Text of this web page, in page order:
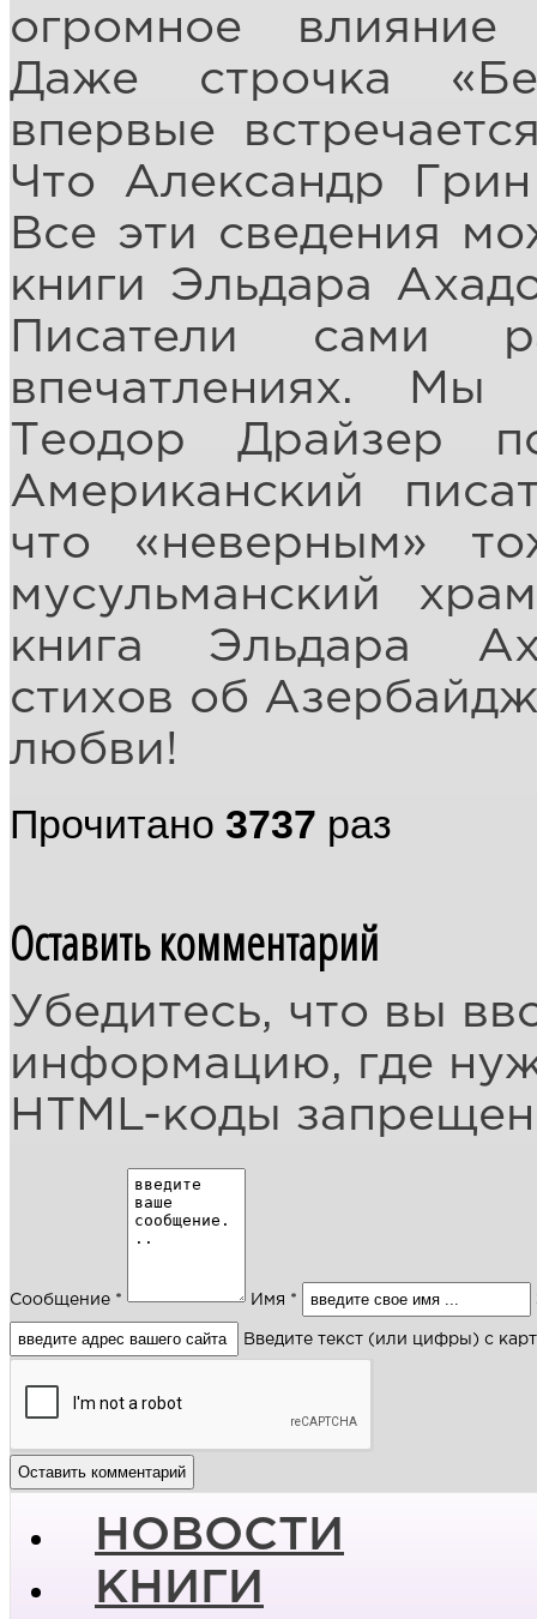
огромное влияние
Даже строчка
впервые
Что Александр
Все эти сведения
книги Эльдара
Писатели сами
впечатлениях. Мы
Теодор Драйзер
Американский
что «неверным»
мусульманский
книга Эльдара
стихов об
любви!
Прочитано 3737 раз
Оставить комментарий
Убедитесь, что вы
информацию, где
HTML-коды
Сообщение * Имя *
Введите текст (или цифры) с
НОВОСТИ
КНИГИ